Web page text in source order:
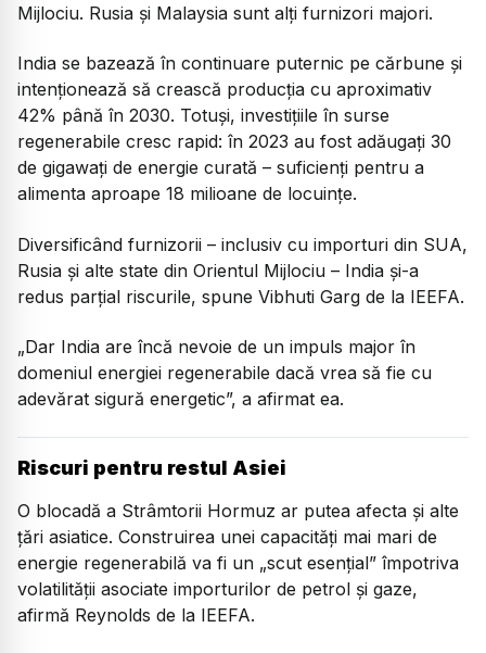
Mijlociu. Rusia și Malaysia sunt alți furnizori majori.
India se bazează în continuare puternic pe cărbune și
intenționează să crească producția cu aproximativ
42% până în 2030. Totuși, investițiile în surse
regenerabile cresc rapid: în 2023 au fost adăugați 30
de gigawați de energie curată – suficienți pentru a
alimenta aproape 18 milioane de locuințe.
Diversificând furnizorii – inclusiv cu importuri din SUA,
Rusia și alte state din Orientul Mijlociu – India și-a
redus parțial riscurile, spune Vibhuti Garg de la IEEFA.
„Dar India are încă nevoie de un impuls major în
domeniul energiei regenerabile dacă vrea să fie cu
adevărat sigură energetic”, a afirmat ea.
Riscuri pentru restul Asiei
O blocadă a Strâmtorii Hormuz ar putea afecta și alte
țări asiatice. Construirea unei capacități mai mari de
energie regenerabilă va fi un „scut esențial” împotriva
volatilității asociate importurilor de petrol și gaze,
afirmă Reynolds de la IEEFA.